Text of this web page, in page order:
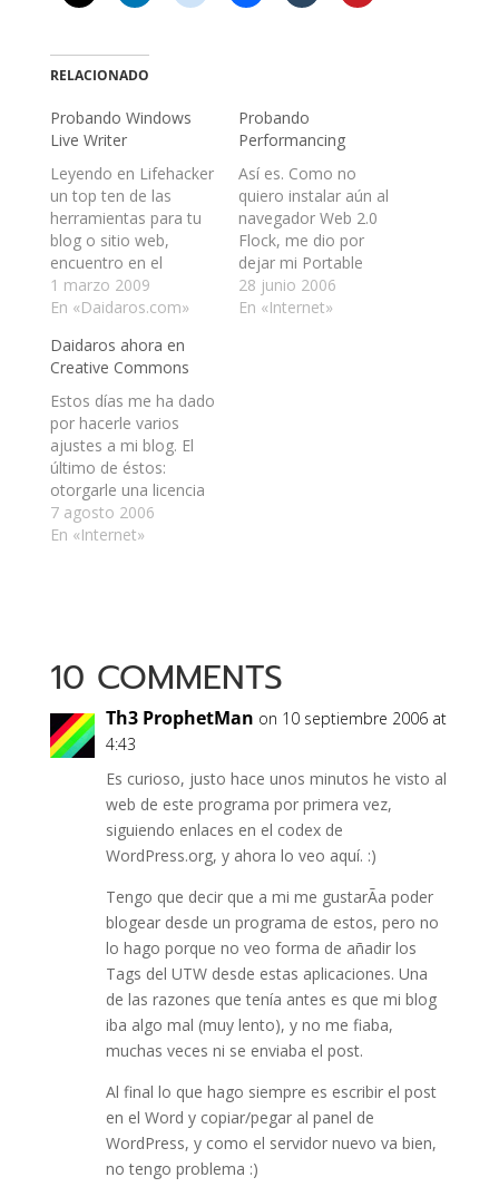
RELACIONADO
Probando Windows
Live Writer
Leyendo en Lifehacker
un top ten de las
herramientas para tu
blog o sitio web,
encuentro en el
número 3 que hablan
de usar Windows Live
mencionan sus
ventajas en otro
artículo. Y bueno.
Tiene de todo lo que
creo necesitar por
ahora, menos opción
para los…
1 marzo 2009
En «Daidaros.com»
Probando
Performancing
Así es. Como no
quiero instalar aún al
navegador Web 2.0
Flock, me dio por
dejar mi Portable
Firefox como si lo
fuera. Pero ¿qué es
28 junio 2006
En «Internet»
Daidaros ahora en
Creative Commons
Estos días me ha dado
por hacerle varios
ajustes a mi blog. El
último de éstos:
otorgarle una licencia
en Creative Commons
que se puede en la
según las
características que
se…
7 agosto 2006
En «Internet»
10 COMMENTS
Th3 ProphetMan on 10 septiembre 2006 at
4:43
Es curioso, justo hace unos minutos he visto al
web de este programa por primera vez,
siguiendo enlaces en el codex de
WordPress.org, y ahora lo veo aquí. :)
Tengo que decir que a mi me gustarÃ­a poder
blogear desde un programa de estos, pero no
lo hago porque no veo forma de añadir los
Tags del UTW desde estas aplicaciones. Una
de las razones que tenía antes es que mi blog
iba algo mal (muy lento), y no me fiaba,
muchas veces ni se enviaba el post.
Al final lo que hago siempre es escribir el post
en el Word y copiar/pegar al panel de
WordPress, y como el servidor nuevo va bien,
no tengo problema :)